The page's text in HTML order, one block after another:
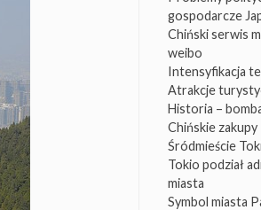
gospodarcze
Chiński serwis
weibo
Intensyfikacja
Atrakcje
Historia –
Chińskie zakupy
Śródmieście
Tokio podział
miasta
Symbol miasta